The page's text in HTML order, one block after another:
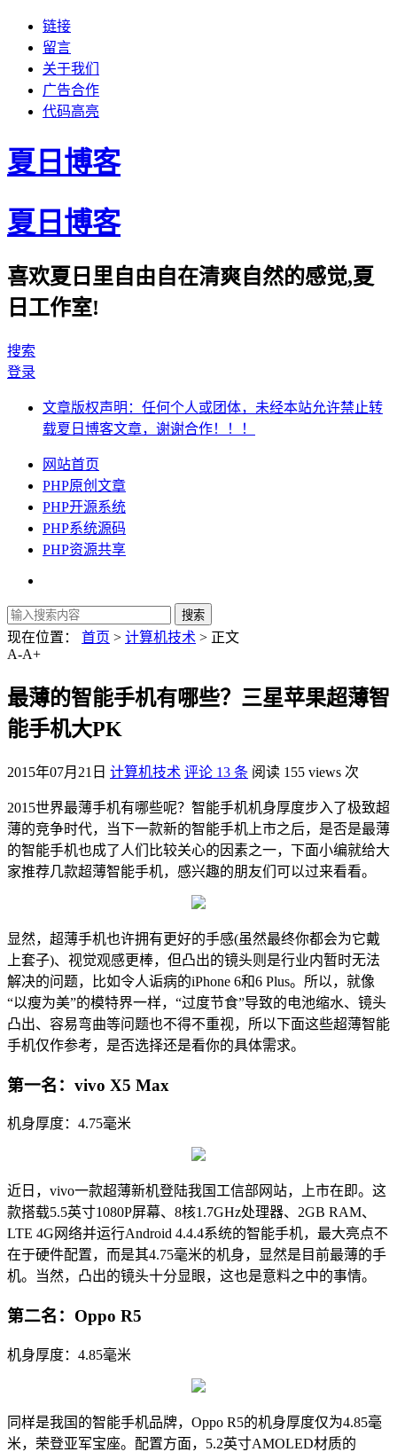
链接
留言
关于我们
广告合作
代码高亮
夏日博客
夏日博客
喜欢夏日里自由自在清爽自然的感觉,夏
日工作室!
搜索
登录
文章版权声明：任何个人或团体，未经本站允许禁止转
载夏日博客文章，谢谢合作！！！
网站首页
PHP原创文章
PHP开源系统
PHP系统源码
PHP资源共享
现在位置： 首页 > 计算机技术 > 正文
A-A+
最薄的智能手机有哪些？三星苹果超薄智
能手机大PK
2015年07月21日 计算机技术 评论 13 条 阅读 155 views 次
2015世界最薄手机有哪些呢？智能手机机身厚度步入了极致超
薄的竞争时代，当下一款新的智能手机上市之后，是否是最薄
的智能手机也成了人们比较关心的因素之一，下面小编就给大
家推荐几款超薄智能手机，感兴趣的朋友们可以过来看看。
显然，超薄手机也许拥有更好的手感(虽然最终你都会为它戴
上套子)、视觉观感更棒，但凸出的镜头则是行业内暂时无法
解决的问题，比如令人诟病的iPhone 6和6 Plus。所以，就像
“以瘦为美”的模特界一样，“过度节食”导致的电池缩水、镜头
凸出、容易弯曲等问题也不得不重视，所以下面这些超薄智能
手机仅作参考，是否选择还是看你的具体需求。
第一名：vivo X5 Max
机身厚度：4.75毫米
近日，vivo一款超薄新机登陆我国工信部网站，上市在即。这
款搭载5.5英寸1080P屏幕、8核1.7GHz处理器、2GB RAM、
LTE 4G网络并运行Android 4.4.4系统的智能手机，最大亮点不
在于硬件配置，而是其4.75毫米的机身，显然是目前最薄的手
机。当然，凸出的镜头十分显眼，这也是意料之中的事情。
第二名：Oppo R5
机身厚度：4.85毫米
同样是我国的智能手机品牌，Oppo R5的机身厚度仅为4.85毫
米，荣登亚军宝座。配置方面，5.2英寸AMOLED材质的